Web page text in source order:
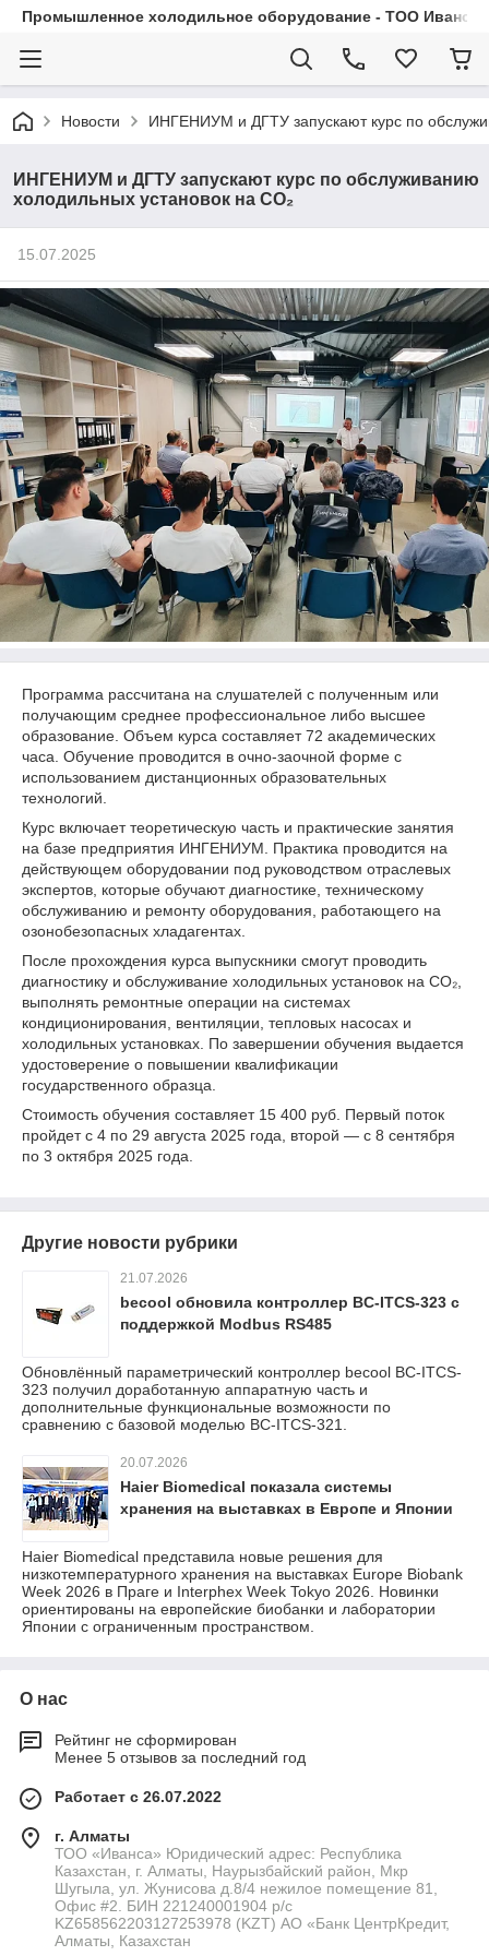
Промышленное холодильное оборудование - ТОО
Новости ИНГЕНИУМ и ДГТУ запускают курс по
ИНГЕНИУМ и ДГТУ запускают курс по обслуживанию
холодильных установок на CO₂
15.07.2025
Программа рассчитана на слушателей с полученным или
получающим среднее профессиональное либо высшее
образование. Объем курса составляет 72 академических
часа. Обучение проводится в очно-заочной форме с
использованием дистанционных образовательных
технологий.
Курс включает теоретическую часть и практические занятия
на базе предприятия ИНГЕНИУМ. Практика проводится на
действующем оборудовании под руководством отраслевых
экспертов, которые обучают диагностике, техническому
обслуживанию и ремонту оборудования, работающего на
озонобезопасных хладагентах.
После прохождения курса выпускники смогут проводить
диагностику и обслуживание холодильных установок на CO₂,
выполнять ремонтные операции на системах
кондиционирования, вентиляции, тепловых насосах и
холодильных установках. По завершении обучения выдается
удостоверение о повышении квалификации
государственного образца.
Стоимость обучения составляет 15 400 руб. Первый поток
пройдет с 4 по 29 августа 2025 года, второй — с 8 сентября
по 3 октября 2025 года.
Другие новости рубрики
21.07.2026
becool обновила контроллер BC-ITCS-323 с
поддержкой Modbus RS485
Обновлённый параметрический контроллер becool BC-ITCS-
323 получил доработанную аппаратную часть и
дополнительные функциональные возможности по
сравнению с базовой моделью BC-ITCS-321.
20.07.2026
Haier Biomedical показала системы
хранения на выставках в Европе и Японии
Haier Biomedical представила новые решения для
низкотемпературного хранения на выставках Europe Biobank
Week 2026 в Праге и Interphex Week Tokyo 2026. Новинки
ориентированы на европейские биобанки и лаборатории
Японии с ограниченным пространством.
О нас
Рейтинг не сформирован
Менее 5 отзывов за последний год
Работает с 26.07.2022
г. Алматы
ТОО «Иванса» Юридический адрес: Республика
Казахстан, г. Алматы, Наурызбайский район, Мкр
Шугыла, ул. Жунисова д.8/4 нежилое помещение 81,
Офис #2. БИН 221240001904 р/с
KZ658562203127253978 (KZT) АО «Банк ЦентрКредит,
Алматы, Казахстан